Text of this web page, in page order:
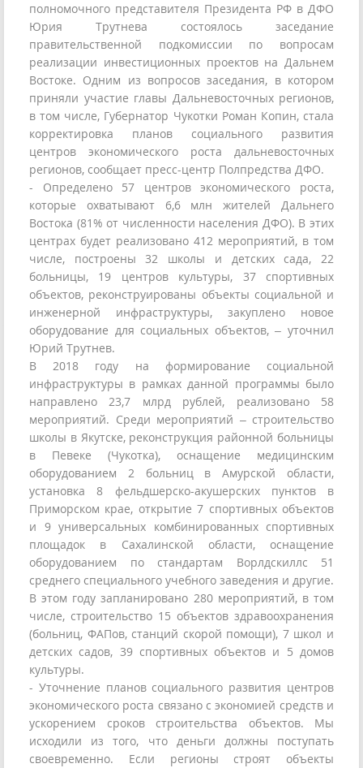
полномочного представителя Президента РФ в ДФО
Юрия Трутнева состоялось заседание
правительственной подкомиссии по вопросам
реализации инвестиционных проектов на Дальнем
Востоке. Одним из вопросов заседания, в котором
приняли участие главы Дальневосточных регионов,
в том числе, Губернатор Чукотки Роман Копин, стала
корректировка планов социального развития
центров экономического роста дальневосточных
регионов, сообщает пресс-центр Полпредства ДФО.
- Определено 57 центров экономического роста,
которые охватывают 6,6 млн жителей Дальнего
Востока (81% от численности населения ДФО). В этих
центрах будет реализовано 412 мероприятий, в том
числе, построены 32 школы и детских сада, 22
больницы, 19 центров культуры, 37 спортивных
объектов, реконструированы объекты социальной и
инженерной инфраструктуры, закуплено новое
оборудование для социальных объектов, – уточнил
Юрий Трутнев.
В 2018 году на формирование социальной
инфраструктуры в рамках данной программы было
направлено 23,7 млрд рублей, реализовано 58
мероприятий. Среди мероприятий – строительство
школы в Якутске, реконструкция районной больницы
в Певеке (Чукотка), оснащение медицинским
оборудованием 2 больниц в Амурской области,
установка 8 фельдшерско-акушерских пунктов в
Приморском крае, открытие 7 спортивных объектов
и 9 универсальных комбинированных спортивных
площадок в Сахалинской области, оснащение
оборудованием по стандартам Ворлдскиллс 51
среднего специального учебного заведения и другие.
В этом году запланировано 280 мероприятий, в том
числе, строительство 15 объектов здравоохранения
(больниц, ФАПов, станций скорой помощи), 7 школ и
детских садов, 39 спортивных объектов и 5 домов
культуры.
- Уточнение планов социального развития центров
экономического роста связано с экономией средств и
ускорением сроков строительства объектов. Мы
исходили из того, что деньги должны поступать
своевременно. Если регионы строят объекты